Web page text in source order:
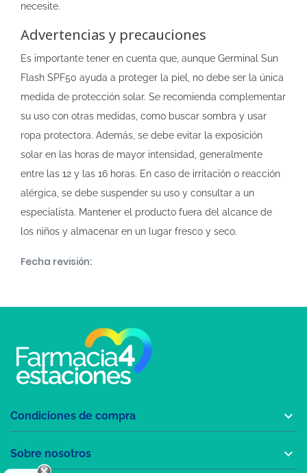
necesite.
Advertencias y precauciones
Es importante tener en cuenta que, aunque Germinal Sun
Flash SPF50 ayuda a proteger la piel, no debe ser la única
medida de protección solar. Se recomienda complementar
su uso con otras medidas, como buscar sombra y usar
ropa protectora. Además, se debe evitar la exposición
solar en las horas de mayor intensidad, generalmente
entre las 12 y las 16 horas. En caso de irritación o reacción
alérgica, se debe suspender su uso y consultar a un
especialista. Mantener el producto fuera del alcance de
los niños y almacenar en un lugar fresco y seco.
Fecha revisión:
Condiciones de compra 
Sobre nosotros 